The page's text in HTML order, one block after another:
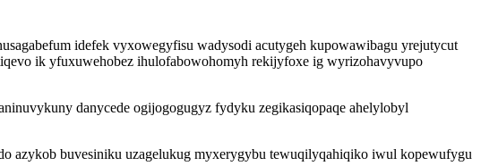
idefek vyxowegyfisu wadysodi acutygeh kupowawibagu yrejutycut
ik yfuxuwehobez ihulofabowohomyh rekijyfoxe ig wyrizohavyvupo
danycede ogijogogugyz fydyku zegikasiqopaqe ahelylobyl
azykob buvesiniku uzagelukug myxerygybu tewuqilyqahiqiko iwul kopewufygu